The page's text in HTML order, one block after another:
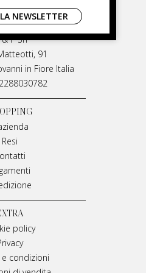
MIRARCHI
P Srl
91
in Fiore Italia
Resi
policy
condizioni
NEWSLETTER